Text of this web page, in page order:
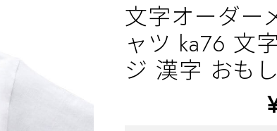
文字オーダー
ャツ ka76 文
ジ 漢字 おも